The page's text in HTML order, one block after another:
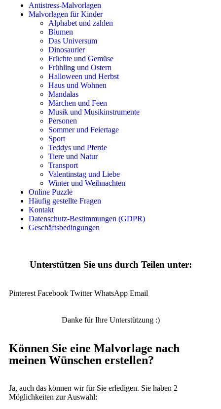
Personen
Sommer und Feiertage
Teddys und Pferde
Tiere und Natur
Valentinstag und Liebe
Winter und Weihnachten
Unkategorisiert
Antistress-Malvorlagen
Malvorlagen für Kinder
Alphabet und zahlen
Blumen
Das Universum
Dinosaurier
Früchte und Gemüse
Frühling und Ostern
Halloween und Herbst
Haus und Wohnen
Mandalas
Märchen und Feen
Musik und Musikinstrumente
Personen
Sommer und Feiertage
Sport
Teddys und Pferde
Tiere und Natur
Transport
Valentinstag und Liebe
Winter und Weihnachten
Online Puzzle
Häufig gestellte Fragen
Kontakt
Datenschutz-Bestimmungen (GDPR)
Geschäftsbedingungen
Unterstützen Sie uns durch Teilen unter:
Pinterest Facebook Twitter WhatsApp Email
Danke für Ihre Unterstützung :)
Können Sie eine Malvorlage nach
meinen Wünschen erstellen?
Ja, auch das können wir für Sie erledigen. Sie haben 2
Möglichkeiten zur Auswahl: